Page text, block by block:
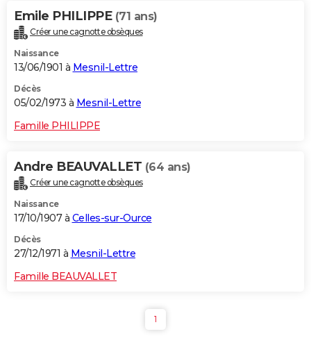
Emile PHILIPPE (71 ans)
Créer une cagnotte obsèques
Naissance
13/06/1901 à Mesnil-Lettre
Décès
05/02/1973 à Mesnil-Lettre
Famille PHILIPPE
Andre BEAUVALLET (64 ans)
Créer une cagnotte obsèques
Naissance
17/10/1907 à Celles-sur-Ource
Décès
27/12/1971 à Mesnil-Lettre
Famille BEAUVALLET
1